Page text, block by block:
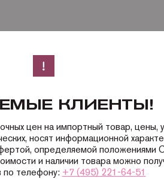
КЛИЕНТЫ!
цен на импортный товар, цены,
носят информационной
определяемой
и наличии товара можно
по телефону: +7 (495) 221-64-51